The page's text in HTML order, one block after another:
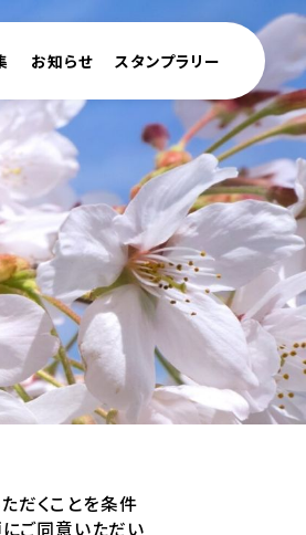
お知らせ スタンプラリー
だくことを条件
ご同意いただい